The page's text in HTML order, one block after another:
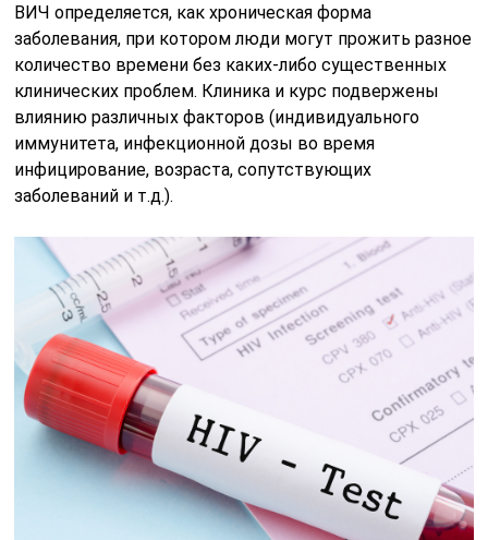
ВИЧ определяется, как хроническая форма
заболевания, при котором люди могут прожить разное
количество времени без каких-либо существенных
клинических проблем. Клиника и курс подвержены
влиянию различных факторов (индивидуального
иммунитета, инфекционной дозы во время
инфицирование, возраста, сопутствующих
заболеваний и т.д.).